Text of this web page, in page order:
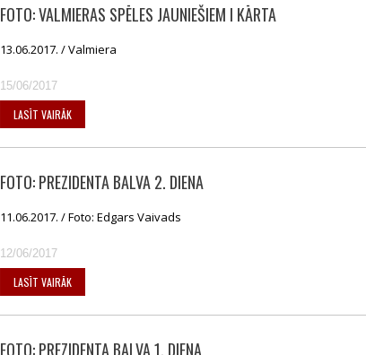
FOTO: VALMIERAS SPĒLES JAUNIEŠIEM I KĀRTA
13.06.2017. / Valmiera
15/06/2017
LASĪT VAIRĀK
FOTO: PREZIDENTA BALVA 2. DIENA
11.06.2017. / Foto: Edgars Vaivads
12/06/2017
LASĪT VAIRĀK
FOTO: PREZIDENTA BALVA 1. DIENA